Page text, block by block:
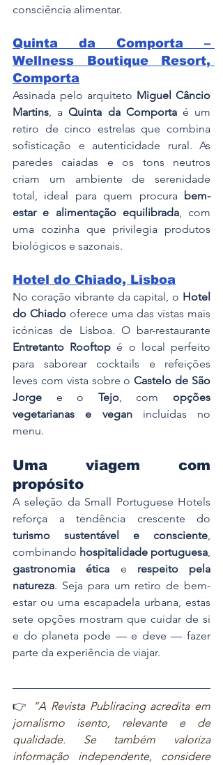
consciência alimentar.
Quinta da Comporta –
Wellness Boutique Resort,
Comporta
Assinada pelo arquiteto Miguel Câncio
Martins, a Quinta da Comporta é um
retiro de cinco estrelas que combina
sofisticação e autenticidade rural. As
paredes caiadas e os tons neutros
criam um ambiente de serenidade
total, ideal para quem procura bem-
estar e alimentação equilibrada, com
uma cozinha que privilegia produtos
biológicos e sazonais.
Hotel do Chiado, Lisboa
No coração vibrante da capital, o Hotel
do Chiado oferece uma das vistas mais
Entretanto Rooftop é o local perfeito
para saborear cocktails e refeições
leves com vista sobre o Castelo de São
Jorge e o Tejo, com opções
vegetarianas e vegan incluídas no
menu.
Uma viagem com
propósito
A seleção da Small Portuguese Hotels
turismo sustentável e consciente,
combinando hospitalidade portuguesa
gastronomia ética e respeito pela
natureza. Seja para um retiro de bem-
estar ou uma escapadela urbana, estas
sete opções mostram que cuidar de si
e do planeta pode — e deve — fazer
parte da experiência de viajar.
👉
“A Revista Publiracing acredita em
jornalismo isento, relevante e de
qualidade. Se também valoriza
informação independente, considere